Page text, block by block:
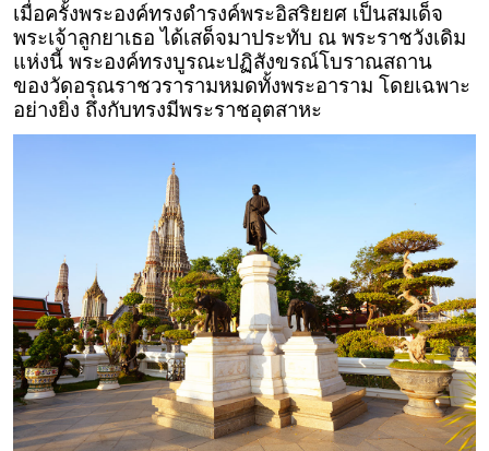
เมื่อครั้งพระองค์ทรงดำรงค์พระอิสริยยศ เป็นสมเด็จ
พระเจ้าลูกยาเธอ ได้เสด็จมาประทับ ณ พระราชวังเดิม
แห่งนี้ พระองค์ทรงบูรณะปฏิสังขรณ์โบราณสถาน
ของวัดอรุณราชวรารามหมดทั้งพระอาราม โดยเฉพาะ
อย่างยิ่ง ถึงกับทรงมีพระราชอุตสาหะ